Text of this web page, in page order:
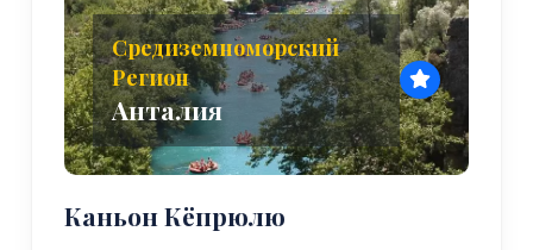
Средиземноморский
Регион
Анталия
Каньон Кёпрюлю